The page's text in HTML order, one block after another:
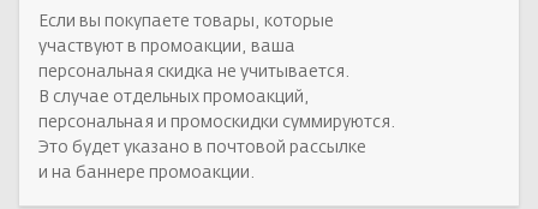
Если вы покупаете товары, которые
участвуют в промоакции, ваша
персональная скидка не учитывается.
В случае отдельных промоакций,
персональная и промоскидки суммируются.
Это будет указано в почтовой рассылке
и на баннере промоакции.